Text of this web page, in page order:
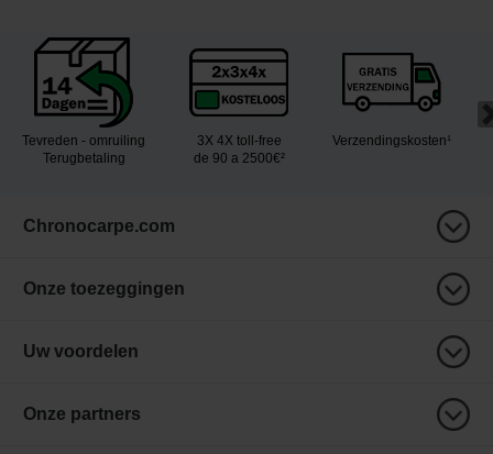
Tevreden - omruiling
Terugbetaling
3X 4X toll-free
de 90 a 2500€²
Verzendingskosten¹
Chronocarpe.com
Onze toezeggingen
Uw voordelen
Onze partners